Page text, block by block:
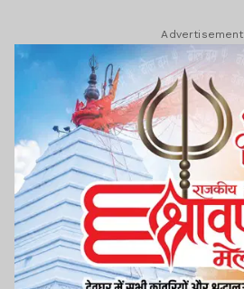
Advertisement